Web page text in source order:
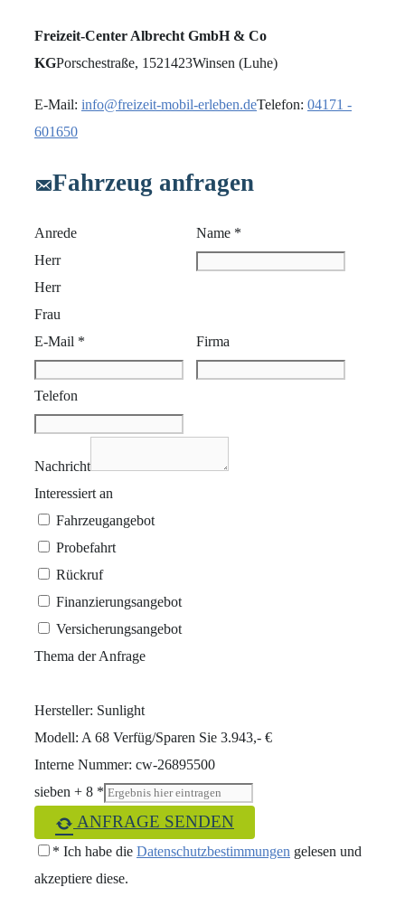
Freizeit-Center Albrecht GmbH & Co
KGPorschestraße, 1521423Winsen (Luhe)
E-Mail: info@freizeit-mobil-erleben.deTelefon: 04171 -
601650
Fahrzeug anfragen
Anrede
Herr
Herr
Frau
Name *
E-Mail * Firma
Telefon
Nachricht
Interessiert an
Fahrzeugangebot
Probefahrt
Rückruf
Finanzierungsangebot
Versicherungsangebot
Thema der Anfrage
Hersteller: Sunlight
Modell: A 68 Verfüg/Sparen Sie 3.943,- €
Interne Nummer: cw-26895500
sieben + 8 *
ANFRAGE SENDEN
* Ich habe die Datenschutzbestimmungen gelesen und
akzeptiere diese.